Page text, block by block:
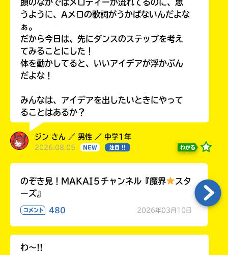
頭のなかではメロディーが流れてるのに、思
うように、Aメロの歌詞がうかばないんだよな
ぁ。
だから今日は、先にダンスのステップを考え
てみることにした！
体を動かしてると、いいアイデアが浮かぶん
だよな！
みんなは、アイデアを出したいときにやって
ることはあるか？
ジン さん ／ 男性 ／ 中学1年
2026.08.05 NEW 注目 !! わかる
のぞき見！MAKAI５チャンネル『魔界
スタ
ーズ』
コメント 480 2026年03月10日
わ〜!!